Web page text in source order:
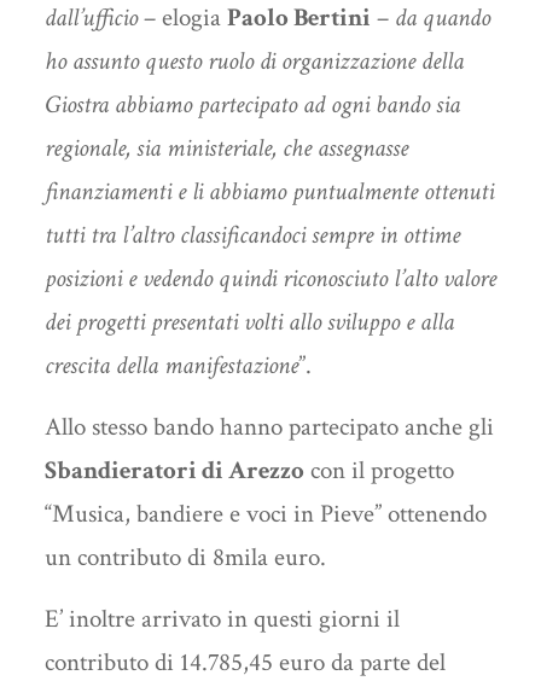
dall’ufficio– elogiaPaolo Bertini – da quando
ho assunto questo ruolo di organizzazione della
Giostra abbiamo partecipato ad ogni bando sia
regionale, sia ministeriale, che assegnasse
finanziamenti e li abbiamo puntualmente ottenuti
tutti tra l’altro classificandoci sempre in ottime
posizioni e vedendo quindi riconosciuto l’alto valore
dei progetti presentati volti allo sviluppo e alla
crescita della manifestazione”.
Allo stesso bando hanno partecipato anche gli
Sbandieratori di Arezzo con il progetto
“Musica, bandiere e voci in Pieve” ottenendo
un contributo di 8mila euro.
E’ inoltre arrivato in questi giorni il
contributo di 14.785,45 euro da parte del